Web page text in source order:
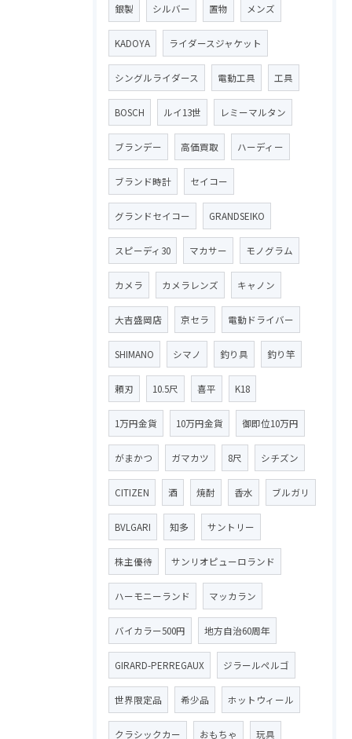
銀製 シルバー 置物 メンズ
KADOYA ライダースジャケット
シングルライダース 電動工具 工具
BOSCH ルイ13世 レミーマルタン
ブランデー 高価買取 ハーディー
ブランド時計 セイコー
グランドセイコー GRANDSEIKO
スピーディ30 マカサー モノグラム
カメラ カメラレンズ キャノン
大吉盛岡店 京セラ 電動ドライバー
SHIMANO シマノ 釣り具 釣り竿
頼刃 10.5尺 喜平 K18
1万円金貨 10万円金貨 御即位10万円
がまかつ ガマカツ 8尺 シチズン
CITIZEN 酒 焼酎 香水 ブルガリ
BVLGARI 知多 サントリー
株主優待 サンリオピューロランド
ハーモニーランド マッカラン
バイカラー500円 地方自治60周年
GIRARD-PERREGAUX ジラールペルゴ
世界限定品 希少品 ホットウィール
クラシックカー おもちゃ 玩具